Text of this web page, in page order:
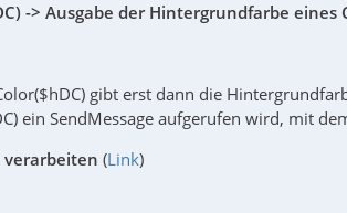
-> Ausgabe der Hintergrundfarbe eines
gibt erst dann die
ein SendMessage aufgerufen wird, mit
(Link)